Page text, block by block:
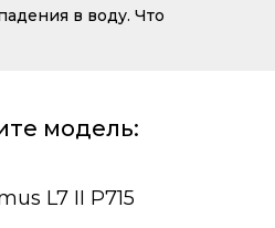
в воду. Что
модель:
L7 II P715